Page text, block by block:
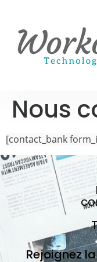
Nous
[contact_bank
Rejoignez